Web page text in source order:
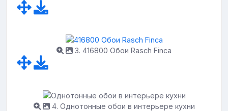
3. 416800 Обои Rasch Finca
4. Однотонные обои в интерьере кухни